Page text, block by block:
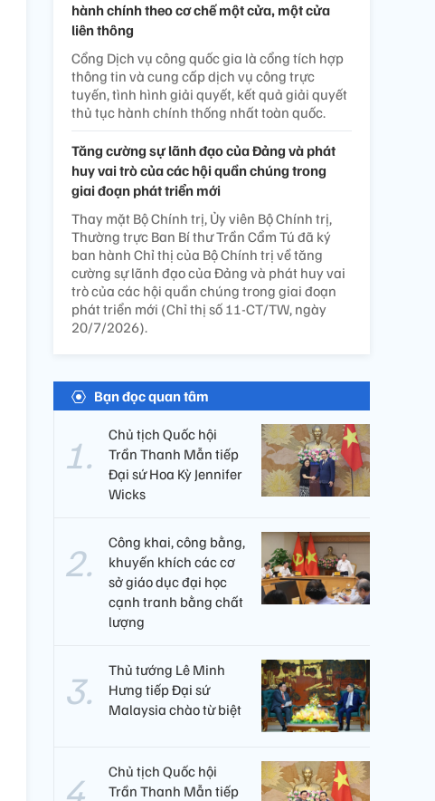
hành chính theo cơ chế một cửa, một cửa
liên thông
Cổng Dịch vụ công quốc gia là cổng tích hợp
thông tin và cung cấp dịch vụ công trực
tuyến, tình hình giải quyết, kết quả giải quyết
thủ tục hành chính thống nhất toàn quốc.
Tăng cường sự lãnh đạo của Đảng và phát
huy vai trò của các hội quần chúng trong
giai đoạn phát triển mới
Thay mặt Bộ Chính trị, Ủy viên Bộ Chính trị,
Thường trực Ban Bí thư Trần Cẩm Tú đã ký
ban hành Chỉ thị của Bộ Chính trị về tăng
cường sự lãnh đạo của Đảng và phát huy vai
trò của các hội quần chúng trong giai đoạn
phát triển mới (Chỉ thị số 11-CT/TW, ngày
20/7/2026).
Bạn đọc quan tâm
Chủ tịch Quốc hội
Trần Thanh Mẫn tiếp
Đại sứ Hoa Kỳ Jennifer
Wicks
Công khai, công bằng,
khuyến khích các cơ
sở giáo dục đại học
cạnh tranh bằng chất
lượng​
Thủ tướng Lê Minh
Hưng tiếp Đại sứ
Malaysia chào từ biệt
Chủ tịch Quốc hội
Trần Thanh Mẫn tiếp